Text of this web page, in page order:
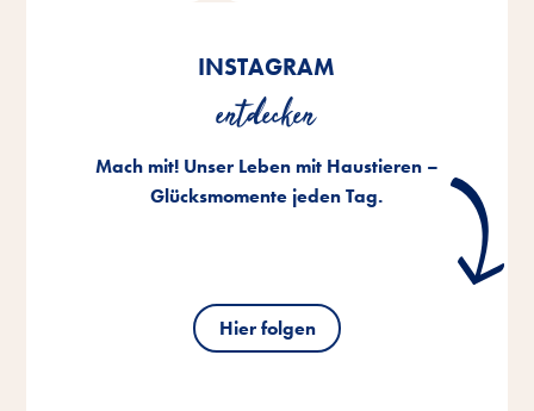
INSTAGRAM
entdecken
Mach mit! Unser Leben mit Haustieren –
Glücksmomente jeden Tag.
Hier folgen